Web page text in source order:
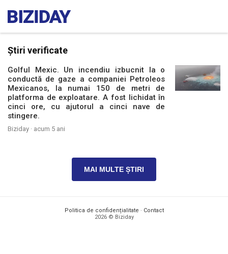
Știri verificate
Golful Mexic. Un incendiu izbucnit la o
conductă de gaze a companiei Petroleos
Mexicanos, la numai 150 de metri de
platforma de exploatare. A fost lichidat în
cinci ore, cu ajutorul a cinci nave de
stingere.
Biziday · acum 5 ani
MAI MULTE ȘTIRI
Politica de confidențialitate · Contact
2026 © Biziday